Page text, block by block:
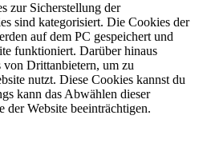
zur Sicherstellung der
sind kategorisiert. Die Cookies der
auf dem PC gespeichert und
funktioniert. Darüber hinaus
Drittanbietern, um zu
nutzt. Diese Cookies kannst du
kann das Abwählen dieser
der Website beeinträchtigen.